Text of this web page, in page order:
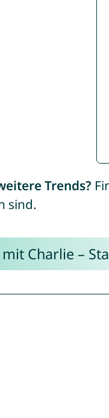
Trends?
sind.
Charlie –